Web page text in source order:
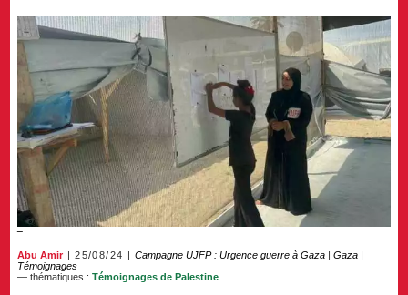
Abu Amir 25/08/24 Campagne UJFP : Urgence guerre à Gaza |Gaza |
Témoignages
— thématiques :Témoignages de Palestine